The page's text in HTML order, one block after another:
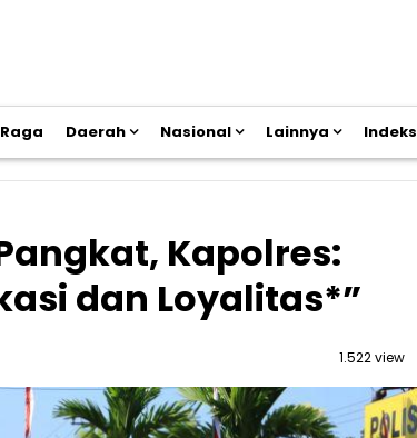
Daerah Nasional Lainnya Indeks
Kapolres:
dan Loyalitas*”
1.522 view